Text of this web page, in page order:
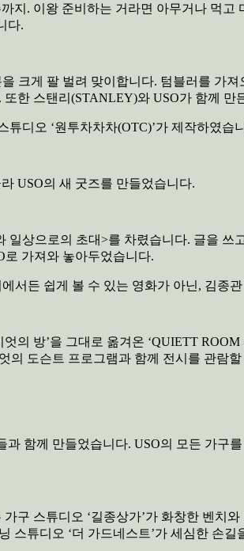
. 이왕 준비하는 거라면 아무거나 먹
다.
크게 팔 벌려 맞이합니다. 텀블러를 가
한 스탠리(STANLEY)와 USO가 함께 만
디오 ‘원투차차차(OTC)’가 제작하였습
USO의 새 굿즈를 만들었습니다.
상으로의 초대>를 차렸습니다. 글을 쓰
로 가져와 놓아두었습니다.
서든 쉽게 볼 수 있는 영화가 아닌, 김종
방’을 그대로 옮겨온 ‘QUIETT
도슨트 프로그램과 함께 전시를 관람
함께 만들었습니다. USO의 모든 가구
구 스튜디오 ‘길종상가’가 화창한 벤치
스튜디오 ‘더 가드네스트’가 세심한 손길